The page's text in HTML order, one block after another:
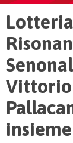
Vittorio